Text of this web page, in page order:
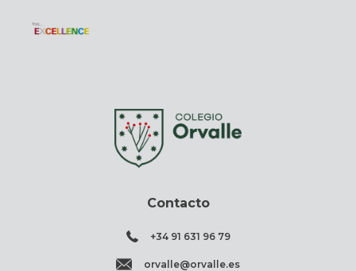
Contacto
+34 91 631 96 79
orvalle@orvalle.es